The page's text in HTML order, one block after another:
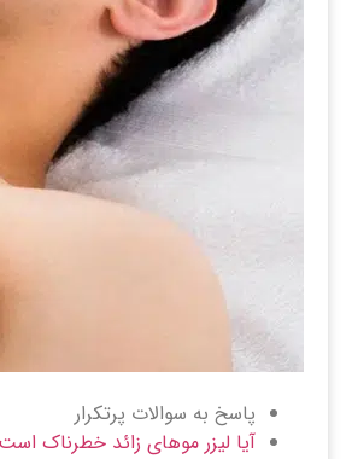
پاسخ به سوالات پرتکرار
آیا لیزر موهای زائد خطرناک